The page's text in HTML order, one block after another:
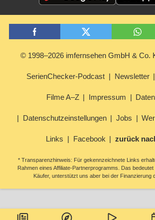
© 1998–2026 imfernsehen GmbH & Co.
SerienChecker-Podcast Newsletter
Filme A–Z Impressum
Datenschutzeinstellungen Jobs
Links Facebook zurück
* Transparenzhinweis: Für gekennzeichnete Links
Rahmen eines Affiliate-Partnerprogramms. Das
Käufer, unterstützt uns aber bei der Finanzierung